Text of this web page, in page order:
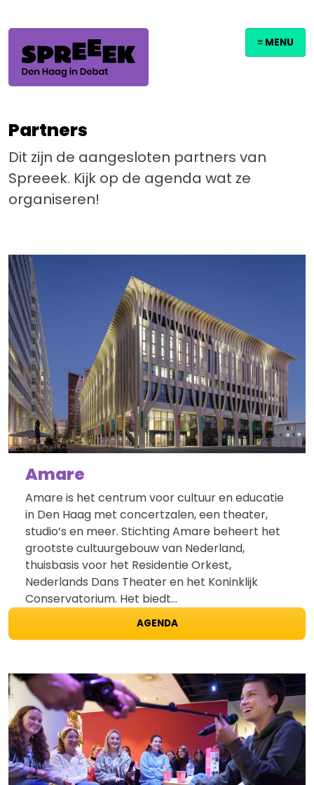
≡ MENU
Partners
Dit zijn de aangesloten partners van
Spreeek. Kijk op de agenda wat ze
organiseren!
Amare
Amare is het centrum voor cultuur en educatie
in Den Haag met concertzalen, een theater,
studio’s en meer. Stichting Amare beheert het
grootste cultuurgebouw van Nederland,
thuisbasis voor het Residentie Orkest,
Nederlands Dans Theater en het Koninklijk
Conservatorium. Het biedt…
AGENDA